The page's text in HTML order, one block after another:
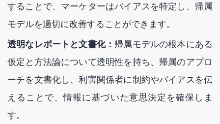
することで、マーケターはバイアスを特定し、帰属
モデルを適切に改善することができます。
透明なレポートと文書化： 帰属モデルの根本にある
仮定と方法論について透明性を持ち、帰属のアプロ
ーチを文書化し、利害関係者に制約やバイアスを伝
えることで、情報に基づいた意思決定を確保しま
す。